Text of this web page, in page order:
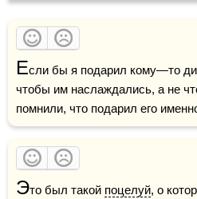
Если бы я подарил кому—то
чтобы им наслаждались, а не
помнили, что подарил его
Это был такой поцелуй